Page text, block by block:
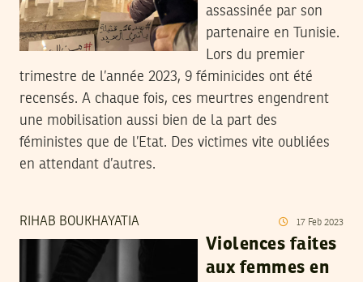
assassinée par son
partenaire en Tunisie.
Lors du premier
trimestre de l’année 2023, 9 féminicides ont été
recensés. A chaque fois, ces meurtres engendrent
une mobilisation aussi bien de la part des
féministes que de l’Etat. Des victimes vite oubliées
en attendant d’autres.
RIHAB BOUKHAYATIA 17 Feb 2023
Violences faites
aux femmes en